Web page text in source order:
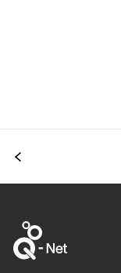
이전